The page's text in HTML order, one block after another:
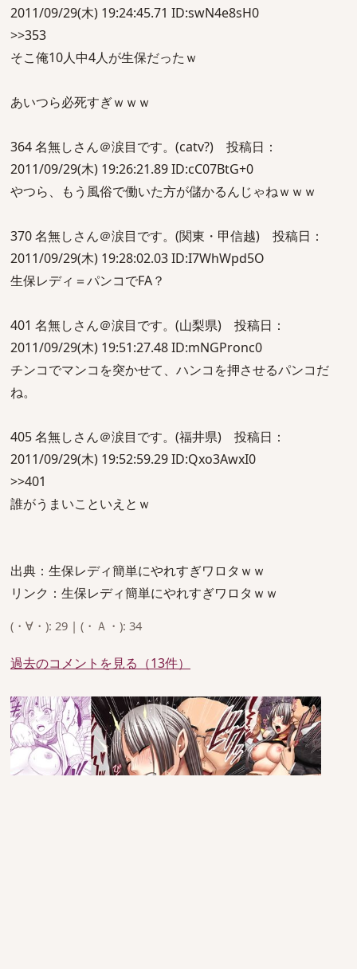
2011/09/29(木) 19:24:45.71 ID:swN4e8sH0
>>353
そこ俺10人中4人が生保だったｗ
あいつら必死すぎｗｗｗ
364 名無しさん＠涙目です。(catv?) 投稿日：
2011/09/29(木) 19:26:21.89 ID:cC07BtG+0
やつら、もう風俗で働いた方が儲かるんじゃねｗｗｗ
370 名無しさん＠涙目です。(関東・甲信越) 投稿日：
2011/09/29(木) 19:28:02.03 ID:I7WhWpd5O
生保レディ＝パンコでFA？
401 名無しさん＠涙目です。(山梨県) 投稿日：
2011/09/29(木) 19:51:27.48 ID:mNGPronc0
チンコでマンコを突かせて、ハンコを押させるパンコだ
ね。
405 名無しさん＠涙目です。(福井県) 投稿日：
2011/09/29(木) 19:52:59.29 ID:Qxo3AwxI0
>>401
誰がうまいこといえとｗ
出典：生保レディ簡単にやれすぎワロタｗｗ
リンク：生保レディ簡単にやれすぎワロタｗｗ
(・∀・): 29 | (・Ａ・): 34
過去のコメントを見る（13件）